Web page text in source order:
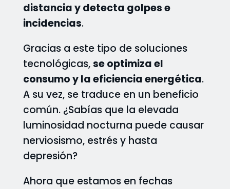
distancia y detecta golpes e
incidencias.
Gracias a este tipo de soluciones
tecnológicas,se optimiza el
consumo y la eficiencia energética.
A su vez, se traduce en un beneficio
común. ¿Sabías que la elevada
luminosidad nocturna puede causar
nerviosismo, estrés y hasta
depresión?
Ahora que estamos en fechas